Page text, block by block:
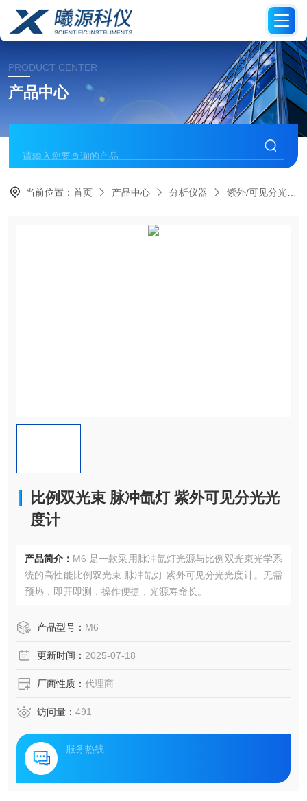
PRODUCT CENTER
产品中心
当前位置：首页 产品中心 分析仪器 紫外/可见分光光度计
比例双光束 脉冲氙灯 紫外可见分光光
度计
产品简介： M6 是一款采用脉冲氙灯光源与比例双光束光学系
统的高性能比例双光束 脉冲氙灯 紫外可见分光光度计。无需
预热，即开即测，操作便捷，光源寿命长。
产品型号： M6
更新时间： 2025-07-18
厂商性质： 代理商
访问量： 491
服务热线